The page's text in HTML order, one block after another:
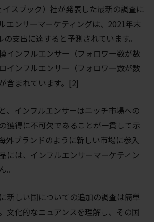
スブック）社が発表した最新の調査に
エンサーマーケティングは、2021年末
の支出に達すると予測されています。
インフルエンサー（フォロワー数が数
インフルエンサー（フォロワー数が数
含まれています。[2]
、インフルエンサーはニッチ市場への
獲得に不可欠であることが一貫して示
外ブランドのように新しい市場に参入
には、インフルエンサーマーケティン
。
新しい国についての追加の調査は簡単
文化的なニュアンスを理解し、その国